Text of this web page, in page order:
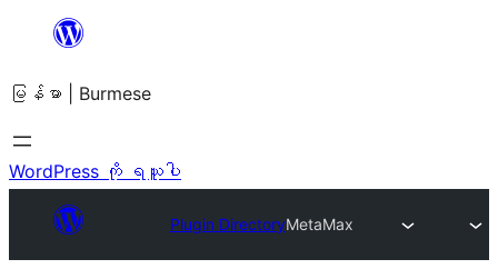
အကြောင်းအရာ
ကျော်သွား
ရန်
မြန်မာ | Burmese
WordPress ကို ရယူပါ
Plugin DirectoryMetaMax